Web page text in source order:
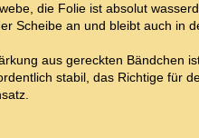
die Folie ist absolut
Scheibe an und bleibt auch in
aus gereckten Bändchen
stabil, das Richtige für